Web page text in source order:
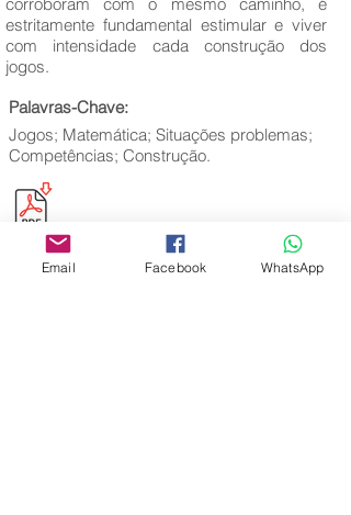
estritamente fundamental estimular e viver
com intensidade cada construção dos
jogos.
Palavras-Chave:
Jogos; Matemática; Situações problemas;
Competências; Construção.
Email Facebook WhatsApp